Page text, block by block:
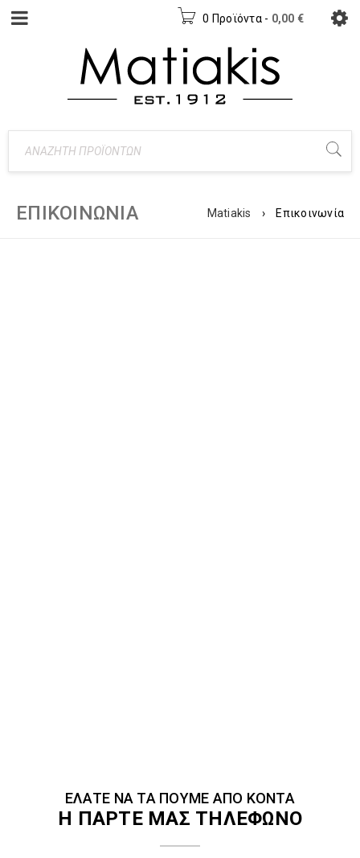
0 Προϊόντα - 0,00 €
ΕΠΙΚΟΙΝΩΝΊΑ Matiakis › Επικοινωνία
ΕΛΑΤΕ ΝΑ ΤΑ ΠΟΥΜΕ ΑΠΟ ΚΟΝΤΑ
Η ΠΑΡΤΕ ΜΑΣ ΤΗΛΕΦΩΝΟ